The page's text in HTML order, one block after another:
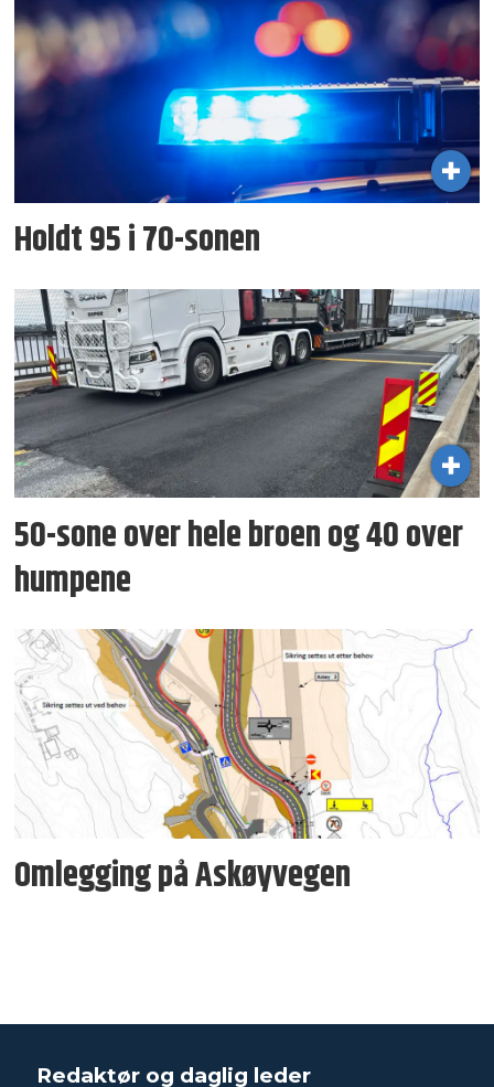
Holdt 95 i 70-sonen
50-sone over hele broen og 40 over
humpene
Omlegging på Askøyvegen
Redaktør og daglig leder